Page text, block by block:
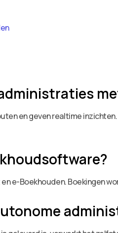
en geven realtime
e-Boekhouden. Boekingen